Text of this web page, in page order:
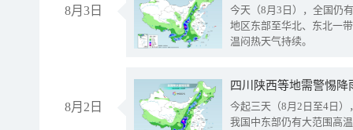
8月3日
今天（8月3日），全国仍
地区东部至华北、东北一
温闷热天气持续。
8月2日
今起三天（8月2日至4日
我国中东部仍有大范围高